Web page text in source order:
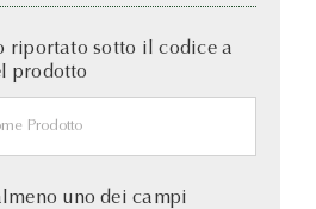
riportato sotto il codice a
prodotto
uno dei campi